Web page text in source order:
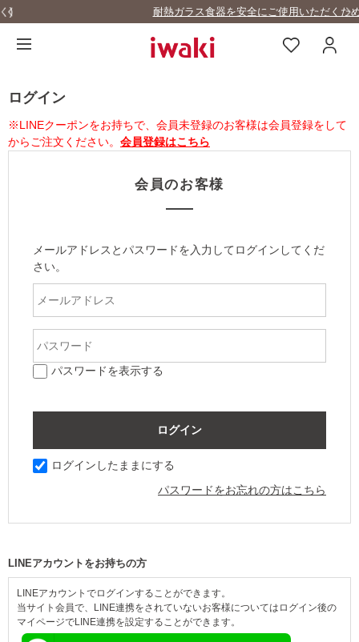
耐熱ガラス食器を安全にご使用いただくために
ログイン
※LINEクーポンをお持ちで、会員未登録のお客様は会員登録をして
からご注文ください。 会員登録はこちら
会員のお客様
メールアドレスとパスワードを入力してログインしてくだ
さい。
パスワードを表示する
ログインしたままにする
パスワードをお忘れの方はこちら
LINEアカウントをお持ちの方
LINEアカウントでログインすることができます。
当サイト会員で、LINE連携をされていないお客様についてはログイン後の
マイページでLINE連携を設定することができます。